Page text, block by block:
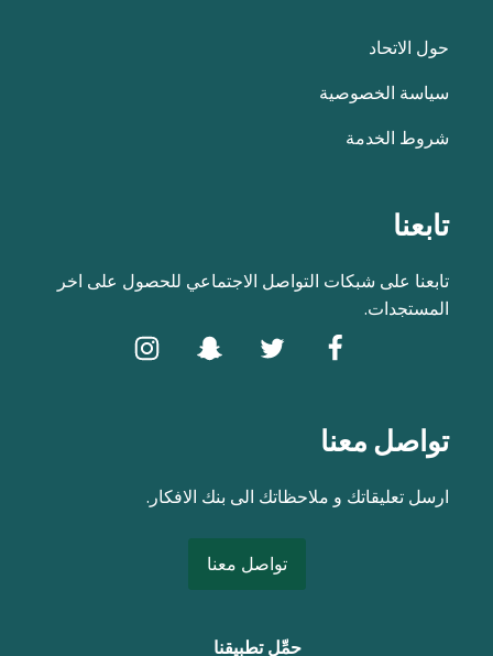
حول الاتحاد
سياسة الخصوصية
شروط الخدمة
تابعنا
تابعنا على شبكات التواصل الاجتماعي للحصول على اخر
المستجدات.
تواصل معنا
ارسل تعليقاتك و ملاحظاتك الى بنك الافكار.
تواصل معنا
حمِّل تطبيقنا